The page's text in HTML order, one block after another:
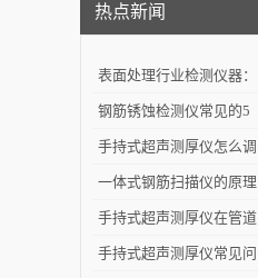
热点新闻
表面处理行业检测仪器：
详解高精度涂层测厚仪的
校准方法与复杂曲面测量
操作技巧
钢筋锈蚀检测仪常见的5
个使用误区，第3个最容
易踩坑
手持式超声测厚仪怎么调
参数，出厂设置量程修正
使用教程
一体式钢筋扫描仪的原理
与优势：快速、无损检测
混凝土中钢筋的科学依据
手持式超声测厚仪在管道
壁厚检测中的具体应用
手持式超声测厚仪常见问